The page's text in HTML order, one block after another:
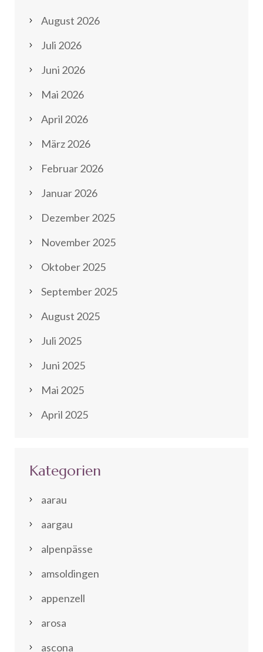
August 2026
Juli 2026
Juni 2026
Mai 2026
April 2026
März 2026
Februar 2026
Januar 2026
Dezember 2025
November 2025
Oktober 2025
September 2025
August 2025
Juli 2025
Juni 2025
Mai 2025
April 2025
Kategorien
aarau
aargau
alpenpässe
amsoldingen
appenzell
arosa
ascona